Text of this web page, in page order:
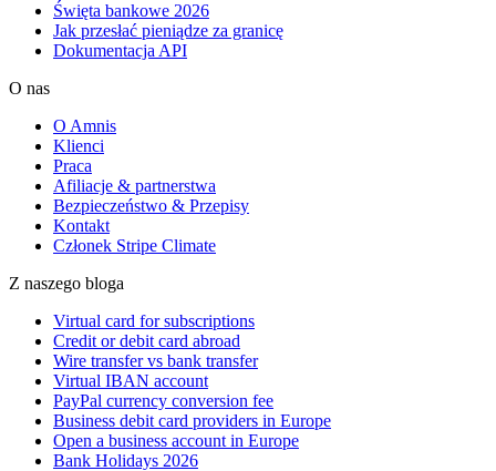
Święta bankowe 2026
Jak przesłać pieniądze za granicę
Dokumentacja API
O nas
O Amnis
Klienci
Praca
Afiliacje & partnerstwa
Bezpieczeństwo & Przepisy
Kontakt
Członek Stripe Climate
Z naszego bloga
Virtual card for subscriptions
Credit or debit card abroad
Wire transfer vs bank transfer
Virtual IBAN account
PayPal currency conversion fee
Business debit card providers in Europe
Open a business account in Europe
Bank Holidays 2026